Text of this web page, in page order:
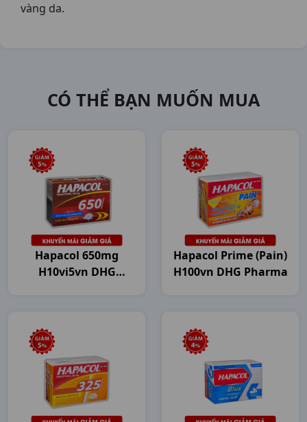
vàng da.
CÓ THỂ BẠN MUỐN MUA
Hapacol 650mg
H10vi5vn DHG
Hapacol Prime (Pain)
H100vn DHG Pharma